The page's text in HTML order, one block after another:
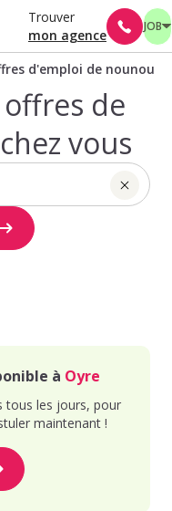
Trouver
mon agence
JOB
d'emploi de nounou
de
vous
à Oyre
tous les jours, pour
maintenant !